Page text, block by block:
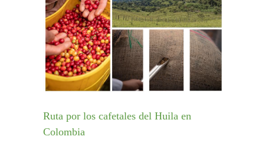
Ruta por los cafetales del Huila en
Colombia